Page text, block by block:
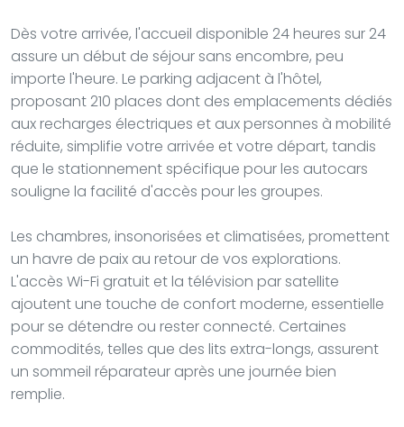
Dès votre arrivée, l'accueil disponible 24 heures sur 24
assure un début de séjour sans encombre, peu
importe l'heure. Le parking adjacent à l'hôtel,
proposant 210 places dont des emplacements dédiés
aux recharges électriques et aux personnes à mobilité
réduite, simplifie votre arrivée et votre départ, tandis
que le stationnement spécifique pour les autocars
souligne la facilité d'accès pour les groupes.
Les chambres, insonorisées et climatisées, promettent
un havre de paix au retour de vos explorations.
L'accès Wi-Fi gratuit et la télévision par satellite
ajoutent une touche de confort moderne, essentielle
pour se détendre ou rester connecté. Certaines
commodités, telles que des lits extra-longs, assurent
un sommeil réparateur après une journée bien
remplie.